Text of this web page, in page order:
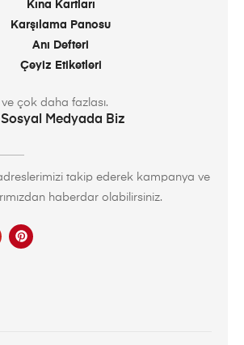
Kına Kartları
Karşılama Panosu
Anı Defteri
Çeyiz Etiketleri
ve çok daha fazlası.
Sosyal Medyada Biz
takip ederek kampanya ve
haberdar olabilirsiniz.